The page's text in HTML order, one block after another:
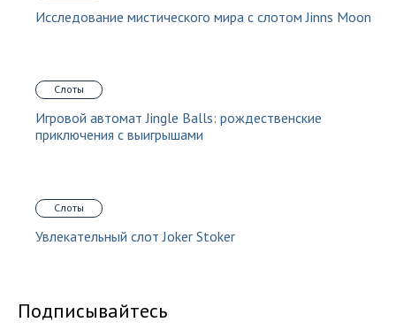
Исследование мистического мира с слотом Jinns Moon
Слоты
Игровой автомат Jingle Balls: рождественские
приключения с выигрышами
Слоты
Увлекательный слот Joker Stoker
Подписывайтесь